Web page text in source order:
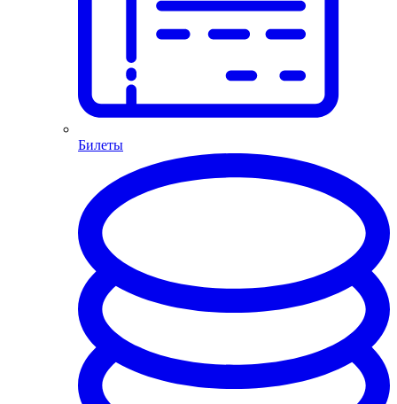
Билеты